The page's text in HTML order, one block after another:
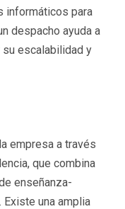
informáticos para
despacho ayuda a
escalabilidad y
empresa a través
que combina
enseñanza-
. Existe una amplia